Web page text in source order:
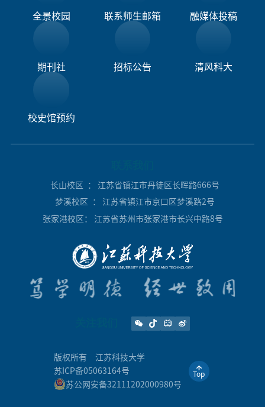
全景校园 联系师生邮箱 融媒体投稿​
期刊社 招标公告 清风科大
校史馆预约
长山校区 ： 江苏省镇江市丹徒区长晖路666号
梦溪校区 ： 江苏省镇江市京口区梦溪路2号
张家港校区 ： 江苏省苏州市张家港市长兴中路8号
版权所有
江苏科技大学
苏ICP备05063164号
苏公网安备32111202000980号
Top